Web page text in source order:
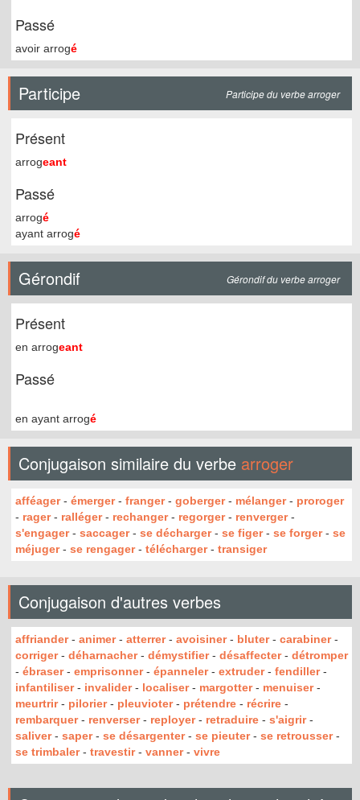
Passé
avoir arrogé
Participe Participe du verbe arroger
Présent
arrogeant
Passé
arrogé
ayant arrogé
Gérondif Gérondif du verbe arroger
Présent
en arrogeant
Passé
en ayant arrogé
Conjugaison similaire du verbe arroger
afféager- émerger- franger- goberger- mélanger- proroger
- rager- ralléger- rechanger- regorger- renverger-
s'engager- saccager- se décharger- se figer- se forger- se
méjuger- se rengager- télécharger- transiger
Conjugaison d'autres verbes
affriander- animer- atterrer- avoisiner- bluter- carabiner-
corriger- déharnacher- démystifier- désaffecter- détromper
- ébraser- emprisonner- épanneler- extruder- fendiller-
infantiliser- invalider- localiser- margotter- menuiser-
meurtrir- pilorier- pleuvioter- prétendre - récrire -
rembarquer- renverser- reployer- retraduire - s'aigrir-
saliver- saper- se désargenter- se pieuter- se retrousser-
se trimbaler- travestir- vanner- vivre